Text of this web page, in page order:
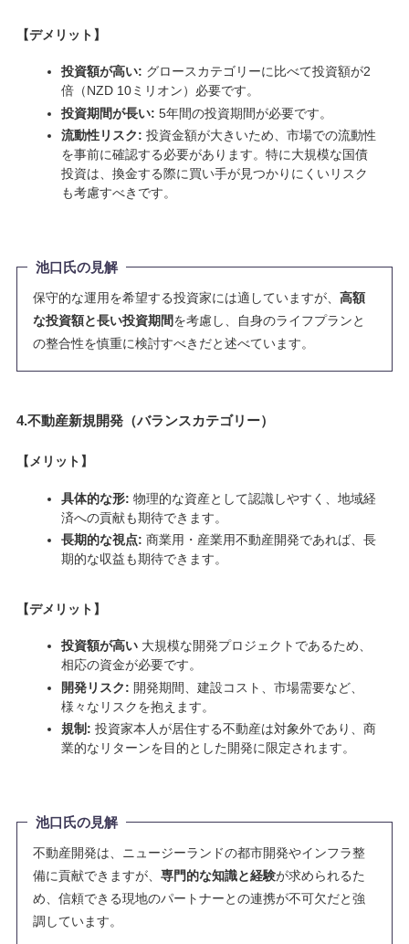
【デメリット 】
投資額が高い: グロースカテゴリーに比べて投資額が2
倍（NZD 10ミリオン）必要です。
投資期間が長い: 5年間の投資期間が必要です。
流動性リスク: 投資金額が大きいため、市場での流動性
を事前に確認する必要があります。特に大規模な国債
投資は、換金する際に買い手が見つかりにくいリスク
も考慮すべきです。
池口氏の見解
保守的な運用を希望する投資家には適していますが、高額
な投資額と長い投資期間を考慮し、自身のライフプランと
の整合性を慎重に検討すべきだと述べています。
4.不動産新規開発（バランスカテゴリー）
【メリット】
具体的な形: 物理的な資産として認識しやすく、地域経
済への貢献も期待できます。
長期的な視点: 商業用・産業用不動産開発であれば、長
期的な収益も期待できます。
【デメリット 】
投資額が高い大規模な開発プロジェクトであるため、
相応の資金が必要です。
開発リスク: 開発期間、建設コスト、市場需要など、
様々なリスクを抱えます。
規制: 投資家本人が居住する不動産は対象外であり、商
業的なリターンを目的とした開発に限定されます。
池口氏の見解
不動産開発は、ニュージーランドの都市開発やインフラ整
備に貢献できますが、専門的な知識と経験が求められるた
め、信頼できる現地のパートナーとの連携が不可欠だと強
調しています。